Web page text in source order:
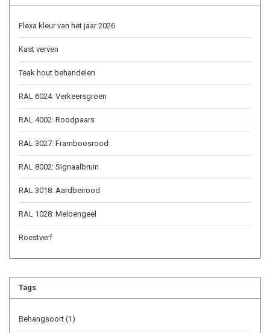
Flexa kleur van het jaar 2026
Kast verven
Teak hout behandelen
RAL 6024: Verkeersgroen
RAL 4002: Roodpaars
RAL 3027: Framboosrood
RAL 8002: Signaalbruin
RAL 3018: Aardbeirood
RAL 1028: Meloengeel
Roestverf
Tags
Behangsoort (1)